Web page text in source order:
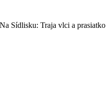
Sídlisku: Traja vlci a prasiatko